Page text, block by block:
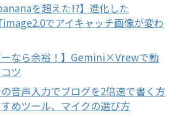
を超えた!?】進化した
でアイキャッチ画像が変わ
ーなら余裕！】Gemini×Vrewで動
ツ
音声入力でブログを2倍速で書く方
めツール、マイクの選び方